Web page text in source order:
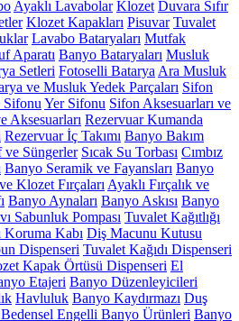
Ayaklı Lavabolar Klozet Duvara Sıfır
Klozet Kapakları Pisuvar Tuvalet
Lavabo Bataryaları Mutfak
Aparatı Banyo Bataryaları Musluk
Setleri Fotoselli Batarya Ara Musluk
ve Musluk Yedek Parçaları Sifon
Yer Sifonu Sifon Aksesuarları ve
Aksesuarları Rezervuar Kumanda
Rezervuar İç Takımı Banyo Bakım
Süngerler Sıcak Su Torbası Cımbız
Banyo Seramik ve Fayansları Banyo
Klozet Fırçaları Ayaklı Fırçalık ve
Banyo Aynaları Banyo Askısı Banyo
Sabunluk Pompası Tuvalet Kağıtlığı
Koruma Kabı Diş Macunu Kutusu
Dispenseri Tuvalet Kağıdı Dispenseri
Kapak Örtüsü Dispenseri El
Etajeri Banyo Düzenleyicileri
Havluluk Banyo Kaydırmazı Duş
Bedensel Engelli Banyo Ürünleri Banyo